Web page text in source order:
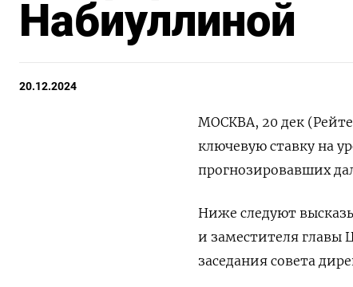
Набиуллиной
20.12.2024
МОСКВА, 20 дек
ключевую ставку на
прогнозировавших
Ниже следуют
и заместителя главы
заседания совета